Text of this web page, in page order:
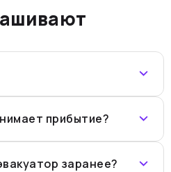
прибытие?
заранее?